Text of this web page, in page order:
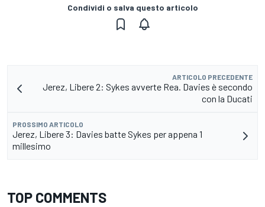
Condividi o salva questo articolo
ARTICOLO PRECEDENTE
Jerez, Libere 2: Sykes avverte Rea. Davies è secondo
con la Ducati
PROSSIMO ARTICOLO
Jerez, Libere 3: Davies batte Sykes per appena 1
millesimo
TOP COMMENTS